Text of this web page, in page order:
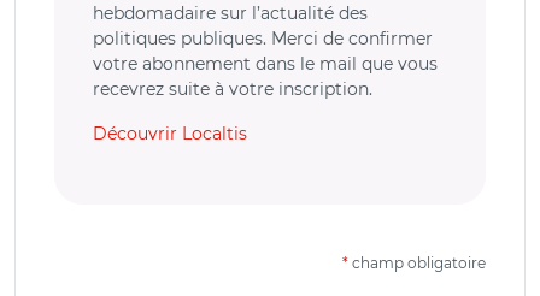
hebdomadaire sur l’actualité des
politiques publiques. Merci de confirmer
votre abonnement dans le mail que vous
recevrez suite à votre inscription.
Découvrir Localtis
* champ obligatoire